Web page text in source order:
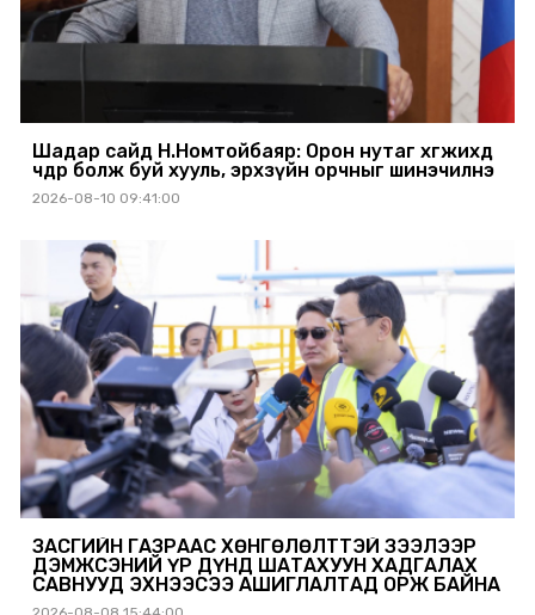
Шадар сайд Н.Номтойбаяр: Орон нутаг хөгжихөд
чөдөр болж буй хууль, эрхзүйн орчныг шинэчилнэ
2026-08-10 09:41:00
ЗАСГИЙН ГАЗРААС ХӨНГӨЛӨЛТТЭЙ ЗЭЭЛЭЭР
ДЭМЖСЭНИЙ ҮР ДҮНД ШАТАХУУН ХАДГАЛАХ
САВНУУД ЭХНЭЭСЭЭ АШИГЛАЛТАД ОРЖ БАЙНА